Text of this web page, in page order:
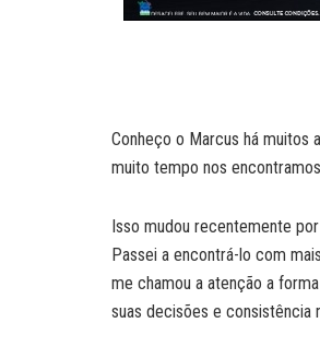
Conheço o Marcus há muitos
muito tempo nos
Isso mudou recentemente
Passei a encontrá-lo com
me chamou a atenção a
suas decisões e consistência